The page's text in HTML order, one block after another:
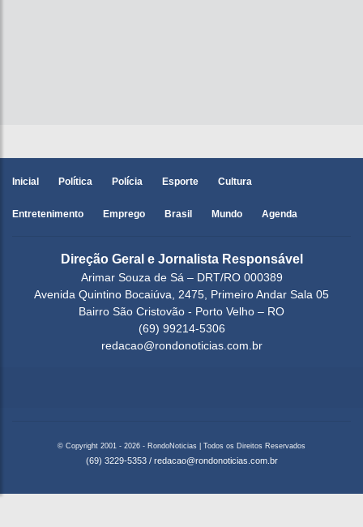
Inicial Política Polícia Esporte Cultura
Entretenimento Emprego Brasil Mundo Agenda
Direção Geral e Jornalista Responsável
Arimar Souza de Sá – DRT/RO 000389
Avenida Quintino Bocaiúva, 2475, Primeiro Andar Sala 05
Bairro São Cristovão - Porto Velho – RO
(69) 99214-5306
redacao@rondonoticias.com.br
© Copyright 2001 - 2026 - RondoNoticias | Todos os Direitos Reservados
(69) 3229-5353 / redacao@rondonoticias.com.br